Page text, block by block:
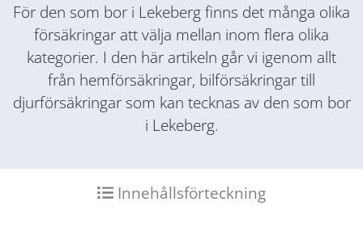
För den som bor i Lekeberg finns det många olika
försäkringar att välja mellan inom flera olika
kategorier. I den här artikeln går vi igenom allt
från hemförsäkringar, bilförsäkringar till
djurförsäkringar som kan tecknas av den som bor
i Lekeberg.
Innehållsförteckning